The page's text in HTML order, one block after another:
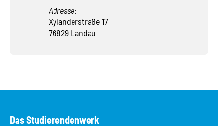
Adresse:
Xylanderstraße 17
76829 Landau
Das Studierendenwerk